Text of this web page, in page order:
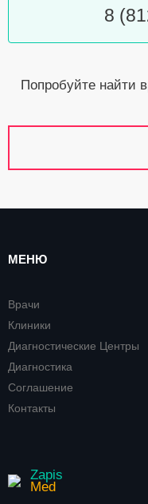
8
Попробуйте найти
МЕНЮ
Врачи
Клиники
Диагностические Центры
Диагностика
Соглашение
Контакты
Zapis
Med